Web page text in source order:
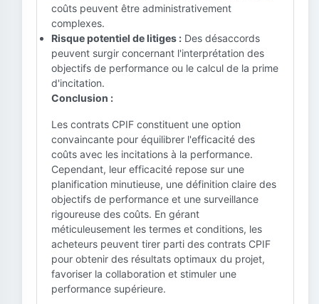
coûts peuvent être administrativement
complexes.
Risque potentiel de litiges : Des désaccords
peuvent surgir concernant l'interprétation des
objectifs de performance ou le calcul de la prime
d'incitation.
Conclusion :
Les contrats CPIF constituent une option
convaincante pour équilibrer l'efficacité des
coûts avec les incitations à la performance.
Cependant, leur efficacité repose sur une
planification minutieuse, une définition claire des
objectifs de performance et une surveillance
rigoureuse des coûts. En gérant
méticuleusement les termes et conditions, les
acheteurs peuvent tirer parti des contrats CPIF
pour obtenir des résultats optimaux du projet,
favoriser la collaboration et stimuler une
performance supérieure.